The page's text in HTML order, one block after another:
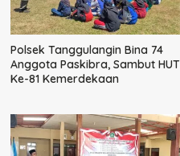
Polsek Tanggulangin Bina 74
Anggota Paskibra, Sambut HUT
Ke-81 Kemerdekaan